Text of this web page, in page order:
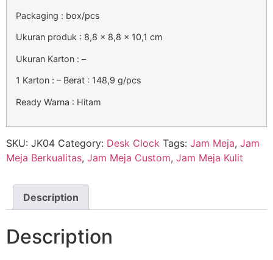
Packaging : box/pcs
Ukuran produk : 8,8 x 8,8 x 10,1 cm
Ukuran Karton : –
1 Karton : – Berat : 148,9 g/pcs
Ready Warna : Hitam
SKU: JK04 Category: Desk Clock Tags: Jam Meja, Jam
Meja Berkualitas, Jam Meja Custom, Jam Meja Kulit
Description
Description